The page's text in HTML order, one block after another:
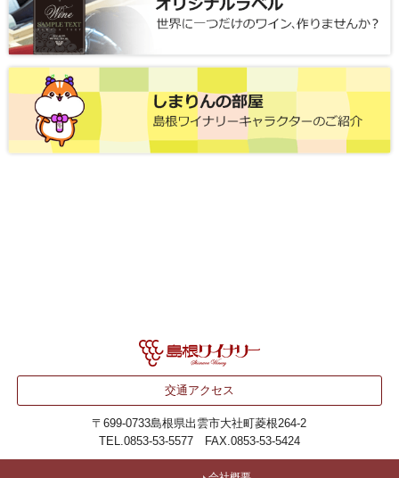
交通アクセス
〒699-0733島根県出雲市大社町菱根264-2
TEL.0853-53-5577 FAX.0853-53-5424